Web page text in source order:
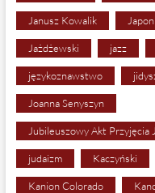
Janusz Kowalik
Jażdżewski jazz
językoznawstwo
Joanna Senyszyn
Jubileuszowy Akt Przyjęcia
judaizm Kaczyński
Kanion Colorado